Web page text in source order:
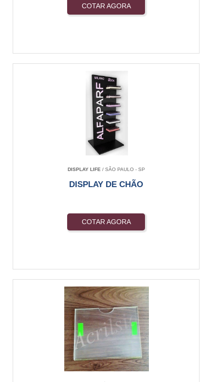
COTAR AGORA
DISPLAY LIFE / SÃO PAULO - SP
DISPLAY DE CHÃO
COTAR AGORA